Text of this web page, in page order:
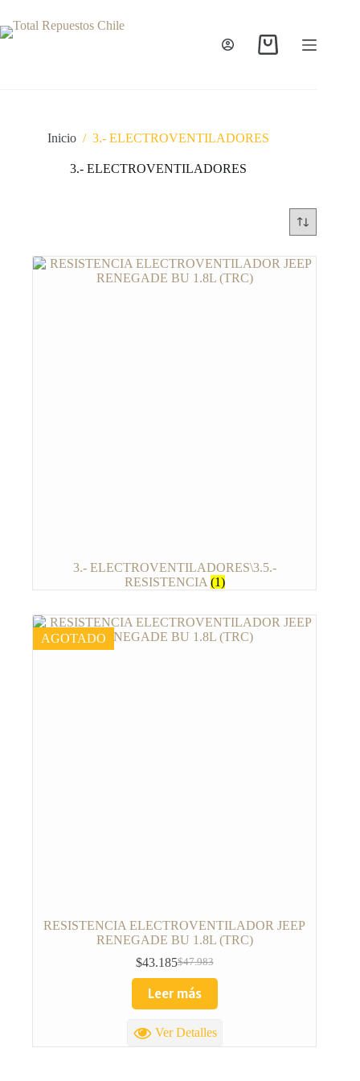
Inicio / 3.- ELECTROVENTILADORES
3.- ELECTROVENTILADORES
3.- ELECTROVENTILADORES\3.5.-
RESISTENCIA (1)
AGOTADO
RESISTENCIA ELECTROVENTILADOR JEEP
RENEGADE BU 1.8L (TRC)
$47.983
$43.185
Leer más
Ver Detalles